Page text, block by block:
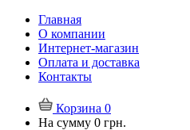
Главная
О компании
Интернет-магазин
Оплата и доставка
Контакты
Корзина 0
На сумму 0 грн.